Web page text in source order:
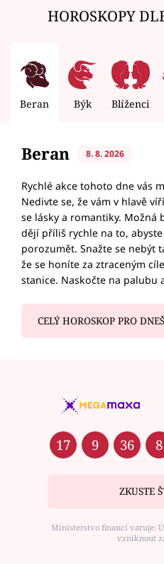
HOROSKOPY
Beran Býk Blíženci
Beran 8. 8. 2026
Rychlé akce tohoto dne vás
Nedivte se, že vám v hlavě
se lásky a romantiky. Možná
dějí příliš rychle na to,
porozumět. Snažte se nebýt
že se honíte za ztraceným
stanice. Naskočte na palubu
CELÝ HOROSKOP PRO
17 9 36 8
ZKUSTE
Ministerstvo financí varuje:
vzniknout